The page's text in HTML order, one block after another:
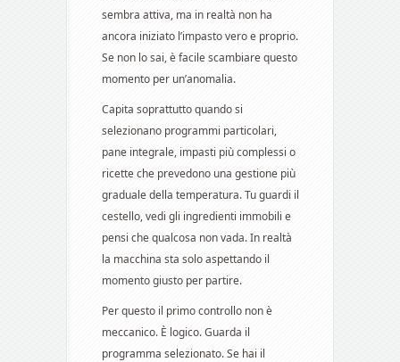
sembra attiva, ma in realtà non ha
ancora iniziato l’impasto vero e proprio.
Se non lo sai, è facile scambiare questo
momento per un’anomalia.
Capita soprattutto quando si
selezionano programmi particolari,
pane integrale, impasti più complessi o
ricette che prevedono una gestione più
graduale della temperatura. Tu guardi il
cestello, vedi gli ingredienti immobili e
pensi che qualcosa non vada. In realtà
la macchina sta solo aspettando il
momento giusto per partire.
Per questo il primo controllo non è
meccanico. È logico. Guarda il
programma selezionato. Se hai il